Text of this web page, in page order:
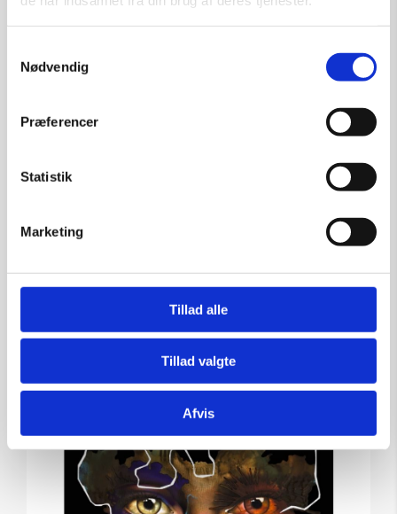
Nødvendig
Præferencer
Statistik
Marketing
Tillad alle
Tillad valgte
Afvis
Læs mere
SOLGT